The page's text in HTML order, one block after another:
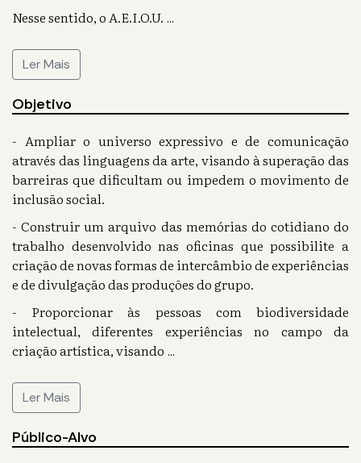
Nesse sentido, o A.E.I.O.U. ...
Ler Mais
Objetivo
- Ampliar o universo expressivo e de comunicação
através das linguagens da arte, visando à superação das
barreiras que dificultam ou impedem o movimento de
inclusão social.
- Construir um arquivo das memórias do cotidiano do
trabalho desenvolvido nas oficinas que possibilite a
criação de novas formas de intercâmbio de experiências
e de divulgação das produções do grupo.
- Proporcionar às pessoas com biodiversidade
intelectual, diferentes experiências no campo da
criação artística, visando ...
Ler Mais
Público-Alvo